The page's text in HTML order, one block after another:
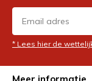
* Lees hier de